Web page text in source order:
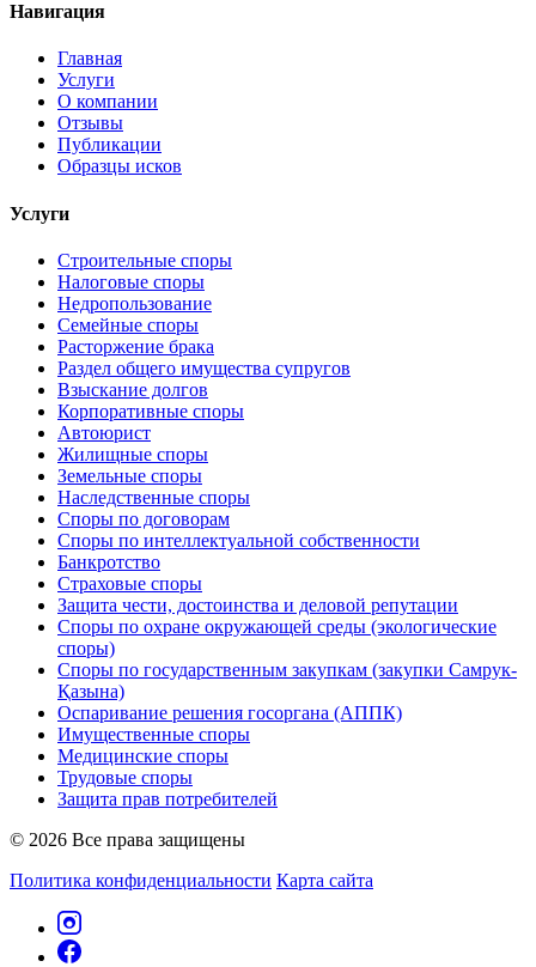
Навигация
Главная
Услуги
О компании
Отзывы
Публикации
Образцы исков
Услуги
Строительные споры
Налоговые споры
Недропользование
Семейные споры
Расторжение брака
Раздел общего имущества супругов
Взыскание долгов
Корпоративные споры
Автоюрист
Жилищные споры
Земельные споры
Наследственные споры
Споры по договорам
Споры по интеллектуальной собственности
Банкротство
Страховые споры
Защита чести, достоинства и деловой репутации
Споры по охране окружающей среды (экологические
споры)
Споры по государственным закупкам (закупки Самрук-
Қазына)
Оспаривание решения госоргана (АППК)
Имущественные споры
Медицинские споры
Трудовые споры
Защита прав потребителей
© 2026 Все права защищены
Политика конфиденциальности Карта сайта